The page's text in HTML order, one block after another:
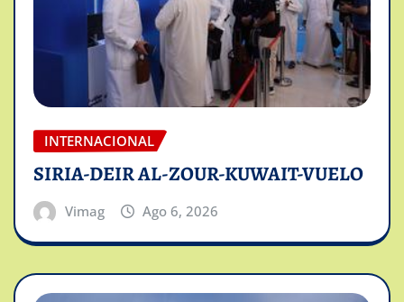
INTERNACIONAL
SIRIA-DEIR AL-ZOUR-KUWAIT-VUELO
Vimag Ago 6, 2026